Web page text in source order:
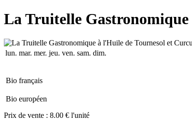
La Truitelle
lun. mar. mer. jeu. ven. sam. dim.
Bio français
Bio européen
Prix de vente : 8.00 € l'unité